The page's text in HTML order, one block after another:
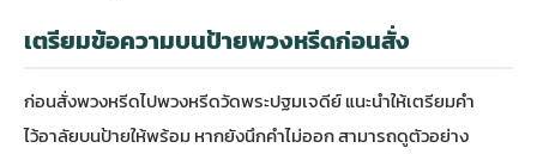
เตรียมข้อความบนป้ายพวงหรีดก่อนสั่ง
ก่อนสั่งพวงหรีดไปพวงหรีดวัดพระปฐมเจดีย์ แนะนำให้เตรียมคำ
ไว้อาลัยบนป้ายให้พร้อม หากยังนึกคำไม่ออก สามารถดูตัวอย่าง